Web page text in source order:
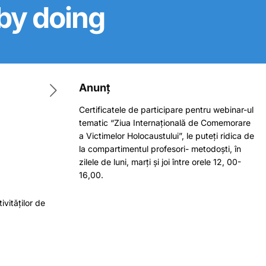
doing
de
Anunț
Certificatele de participare pentru webinar-ul
tematic “Ziua Internațională de Comemorare
a Victimelor Holocaustului”, le puteți ridica de
la compartimentul profesori- metodoști, în
zilele de luni, marți și joi între orele 12, 00-
16,00.